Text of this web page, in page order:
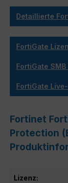
Detaillierte
FortiGate
FortiGate
FortiGate
Fortinet
Protection
Lizenz: